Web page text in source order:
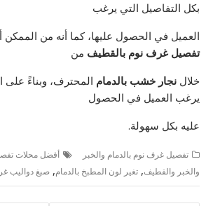
بكل التفاصيل التي يرغب
العميل في الحصول عليها، كما أنه من الممكن
تفصيل غرف نوم بالقطيف من
خلالنجار خشب بالدمام المحترف، وبناءً على
يرغب العميل في الحصول
عليه بكل سهولة.
تفصيل غرف نوم بالدمام والخبر
أفضل محلات
والخبر والقطيف,تغير لون المطبخ بالدمام,صبغ دواليب